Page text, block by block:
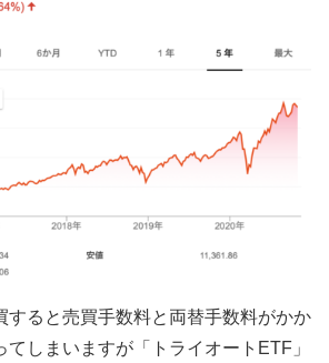
すると売買手数料と両替手数料がかか
てしまいますが「トライオートETF」